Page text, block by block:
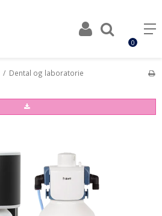
0
/ Dental og laboratorie